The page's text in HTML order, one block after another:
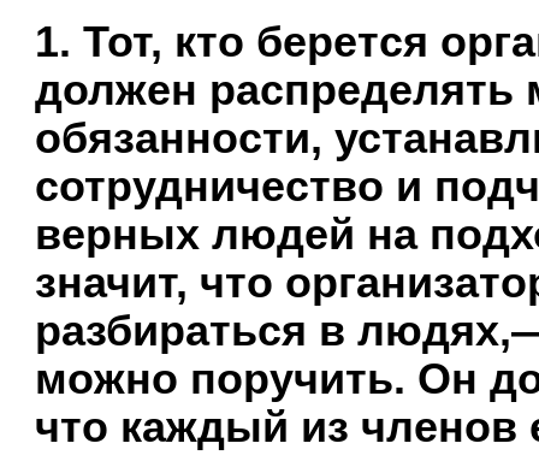
1. Тот, кто берется
должен
обязанности,
сотрудничество и
верных людей на
значит, что
разбираться в
можно поручить. Он
что каждый из членов